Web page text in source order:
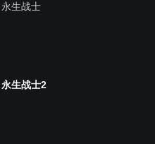
永生战士
永生战士2